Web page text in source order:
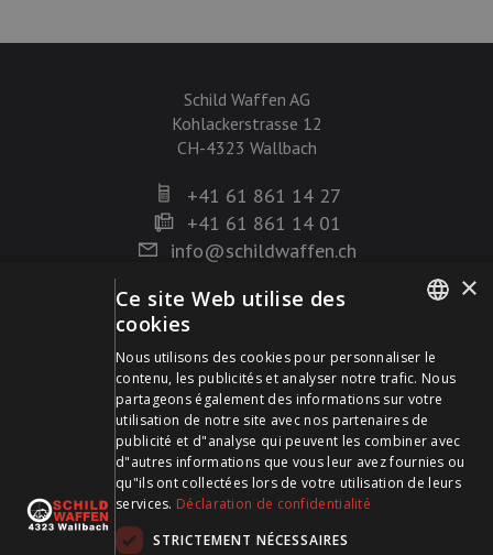
Schild Waffen AG
Kohlackerstrasse 12
CH-4323 Wallbach
+41 61 861 14 27
+41 61 861 14 01
info@schildwaffen.ch
Mode de paiement
Visitez-nous sur les médias sociaux et restez à jour !
FRENCH
×
Ce site Web utilise des
cookies
Nous utilisons des cookies pour personnaliser le
contenu, les publicités et analyser notre trafic. Nous
partageons également des informations sur votre
utilisation de notre site avec nos partenaires de
publicité et d"analyse qui peuvent les combiner avec
d"autres informations que vous leur avez fournies ou
qu"ils ont collectées lors de votre utilisation de leurs
services. Déclaration de confidentialité
STRICTEMENT NÉCESSAIRES